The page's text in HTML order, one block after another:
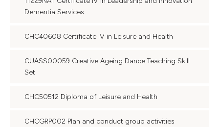
Dementia Services
CHC40608 Certificate IV in Leisure and Health
CUASS00059 Creative Ageing Dance Teaching Skill
Set
CHC50512 Diploma of Leisure and Health
CHCGRP002 Plan and conduct group activities